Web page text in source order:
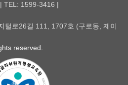
TEL: 1599-3416 |
털로26길 111, 1707호 (구로동, 제이
reserved.